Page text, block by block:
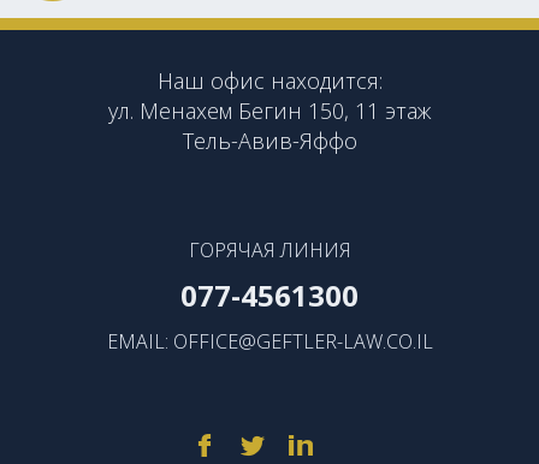
Наш офис находится:
ул. Менахем Бегин 150, 11 этаж
Тель-Авив-Яффо
ГОРЯЧАЯ ЛИНИЯ
077-4561300
EMAIL: OFFICE@GEFTLER-LAW.CO.IL